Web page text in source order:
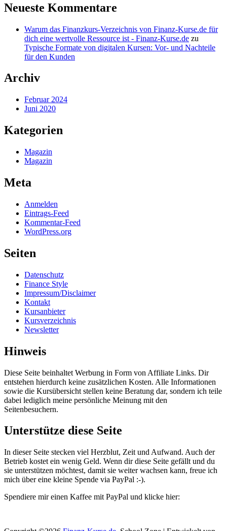
Neueste Kommentare
Warum das Finanzkurs-Verzeichnis von Finanz-Kurse.de für
dich eine wertvolle Ressource ist - Finanz-Kurse.de zu
Typische Formate von digitalen Kursen: Vor- und Nachteile
für den Kunden
Archiv
Februar 2024
Juni 2020
Kategorien
Magazin
Magazin
Meta
Anmelden
Eintrags-Feed
Kommentar-Feed
WordPress.org
Seiten
Datenschutz
Finance Style
Impressum/Disclaimer
Kontakt
Kursanbieter
Kursverzeichnis
Newsletter
Hinweis
Diese Seite beinhaltet Werbung in Form von Affiliate Links. Dir
entstehen hierdurch keine zusätzlichen Kosten. Alle Informationen
sowie die Kursübersicht stellen keine Beratung dar, sondern ich teile
dabei lediglich meine persönliche Meinung mit den
Seitenbesuchern.
Unterstütze diese Seite
In dieser Seite stecken viel Herzblut, Zeit und Aufwand. Auch der
Betrieb kostet ein wenig Geld. Wenn dir diese Seite gefällt und du
sie unterstützen möchtest, damit sie weiter wachsen kann, freue ich
mich über eine kleine Spende via PayPal :-).
Spendiere mir einen Kaffee mit PayPal und klicke hier: